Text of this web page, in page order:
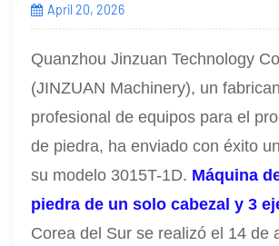
April 20, 2026
Quanzhou Jinzuan Technology
(JINZUAN Machinery), un
profesional de equipos para el
de piedra, ha enviado con éxito
su modelo 3015T-1D. Máquina
piedra de un solo cabezal y 3
Corea del Sur se realizó el 14 de